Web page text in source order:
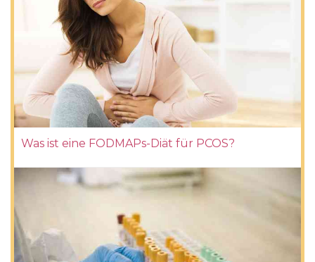
Was ist eine FODMAPs-Diät für PCOS?